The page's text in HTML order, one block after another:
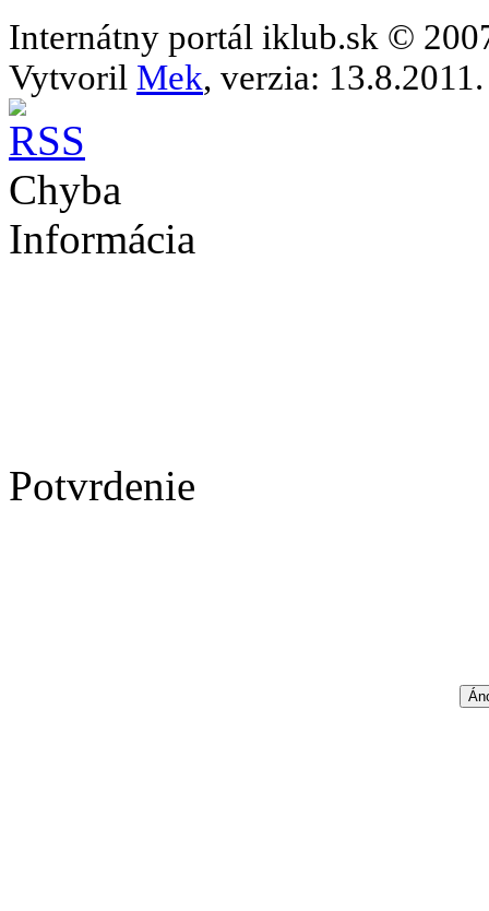
Internátny portál iklub.sk ©
Vytvoril Mek, verzia: 13.8.2011.
Chyba
Informácia
Potvrdenie